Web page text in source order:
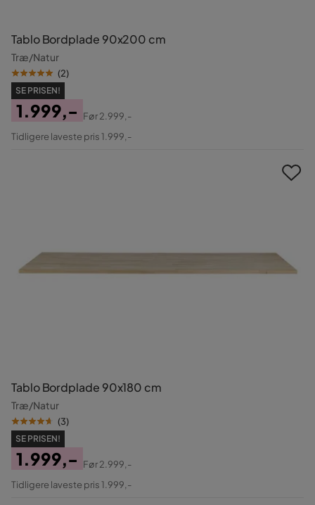
Tablo Bordplade 90x200 cm
Træ/Natur
(2)
SE PRISEN!
Pris
1.999,-
Original
Før2.999,-
Tidligere laveste pris 1.999,-
Tablo Bordplade 90x180 cm
Træ/Natur
(3)
SE PRISEN!
Pris
1.999,-
Original
Før2.999,-
Tidligere laveste pris 1.999,-